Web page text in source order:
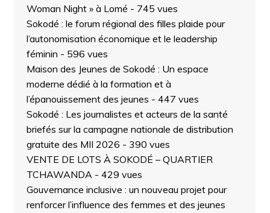
Woman Night » à Lomé - 745 vues
Sokodé : le forum régional des filles plaide pour
l’autonomisation économique et le leadership
féminin - 596 vues
Maison des Jeunes de Sokodé : Un espace
moderne dédié à la formation et à
l’épanouissement des jeunes - 447 vues
Sokodé : Les journalistes et acteurs de la santé
briefés sur la campagne nationale de distribution
gratuite des MII 2026 - 390 vues
VENTE DE LOTS À SOKODÉ – QUARTIER
TCHAWANDA- 429 vues
Gouvernance inclusive : un nouveau projet pour
renforcer l’influence des femmes et des jeunes